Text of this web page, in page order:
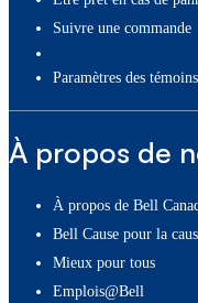
Suivre une commande
paramètres des témoins
À propos de
À propos de Bell
Bell Cause pour la
Mieux pour tous
Emplois@Bell